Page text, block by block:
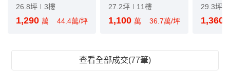
26.8坪 3樓
1,290 萬 44.4萬/坪
27.2坪 11樓
1,100 萬 36.7萬/坪
29.3坪
1,360
查看全部成交(77筆)